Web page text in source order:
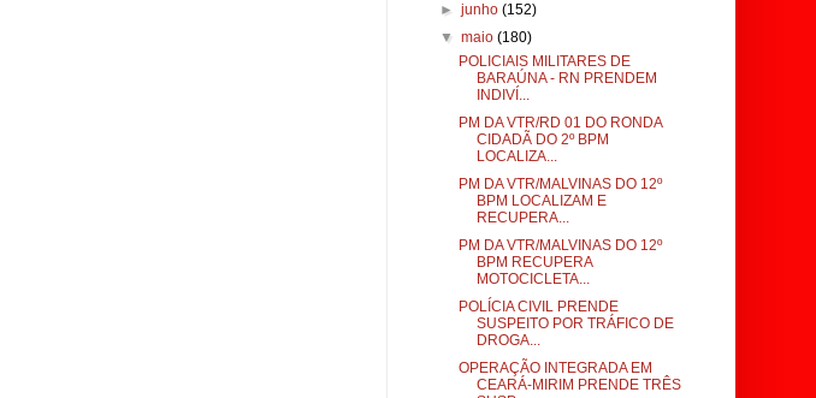
►junho(152)
▼maio(180)
POLICIAIS MILITARES DE
BARAÚNA - RN PRENDEM
INDIVÍ...
PM DA VTR/RD 01 DO RONDA
CIDADÃ DO 2º BPM
LOCALIZA...
PM DA VTR/MALVINAS DO 12º
BPM LOCALIZAM E
RECUPERA...
PM DA VTR/MALVINAS DO 12º
BPM RECUPERA
MOTOCICLETA...
POLÍCIA CIVIL PRENDE
SUSPEITO POR TRÁFICO DE
DROGA...
OPERAÇÃO INTEGRADA EM
CEARÁ-MIRIM PRENDE TRÊS